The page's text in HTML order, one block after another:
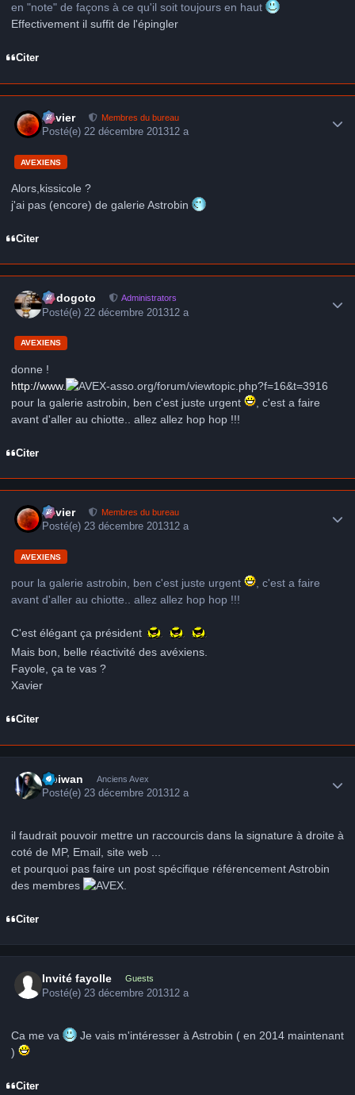
en "note" de façons à ce qu'il soit toujours en haut
Effectivement il suffit de l'épingler
Citer
Xavier Membres du bureau
Posté(e)22 décembre 201312 a
AVEXIENS
Alors,kissicole ?
j'ai pas (encore) de galerie Astrobin
Citer
frédogoto Administrators
Posté(e) 22 décembre 201312 a
AVEXIENS
donne !
http://www.
-asso.org/forum/viewtopic.php?f=16&t=3916
pour la galerie astrobin, ben c'est juste urgent
, c'est a faire
avant d'aller au chiotte.. allez allez hop hop !!!
Citer
Xavier Membres du bureau
Posté(e)23 décembre 201312 a
AVEXIENS
pour la galerie astrobin, ben c'est juste urgent
, c'est a faire
avant d'aller au chiotte.. allez allez hop hop !!!
C'est élégant ça président
Mais bon, belle réactivité des avéxiens.
Fayole, ça te vas ?
Xavier
Citer
Obiwan Anciens Avex
Posté(e)23 décembre 201312 a
il faudrait pouvoir mettre un raccourcis dans la signature à droite à
coté de MP, Email, site web ...
et pourquoi pas faire un post spécifique référencement Astrobin
des membres
Citer
Invité fayolle Guests
Posté(e) 23 décembre 201312 a
Ca me va
Je vais m'intéresser à Astrobin ( en 2014 maintenant
)
Citer